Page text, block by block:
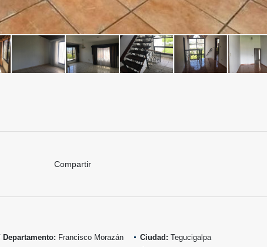
Compartir
Departamento: Francisco Morazán Ciudad: Tegucigalpa